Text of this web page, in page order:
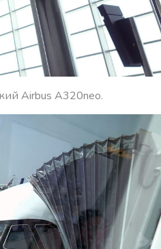
Airbus A320neo.